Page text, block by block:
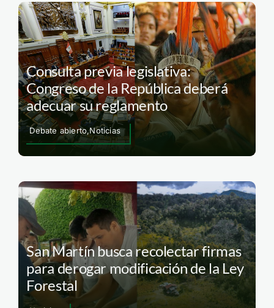
Consulta previa legislativa:
Congreso de la República deberá
adecuar su reglamento
Debate abierto,Noticias
San Martín busca recolectar firmas
para derogar modificación de la Ley
Forestal